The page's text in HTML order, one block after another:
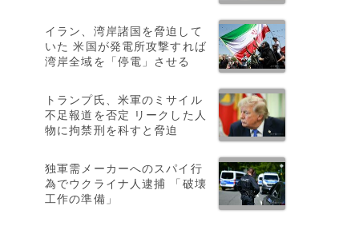
イラン、湾岸諸国を脅迫して
いた 米国が発電所攻撃すれば
湾岸全域を「停電」させる
トランプ氏、米軍のミサイル
不足報道を否定 リークした人
物に拘禁刑を科すと脅迫
独軍需メーカーへのスパイ行
為でウクライナ人逮捕 「破壊
工作の準備」